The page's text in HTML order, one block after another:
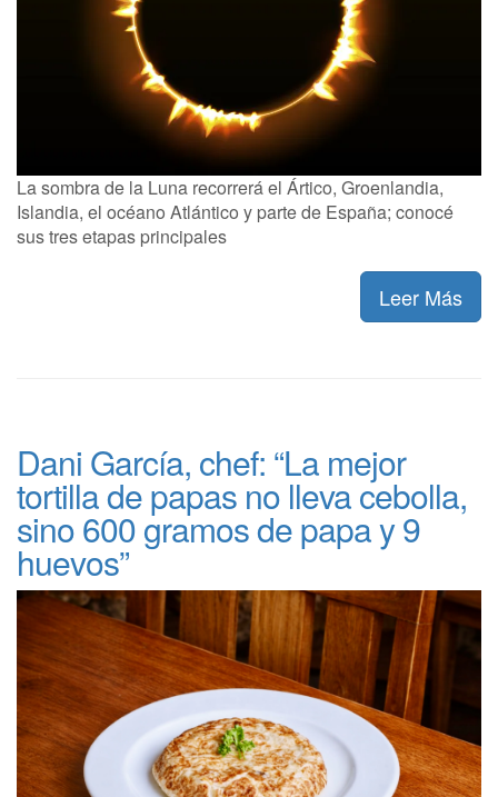
La sombra de la Luna recorrerá el Ártico, Groenlandia,
Islandia, el océano Atlántico y parte de España; conocé
sus tres etapas principales
Leer Más
Dani García, chef: “La mejor
tortilla de papas no lleva cebolla,
sino 600 gramos de papa y 9
huevos”